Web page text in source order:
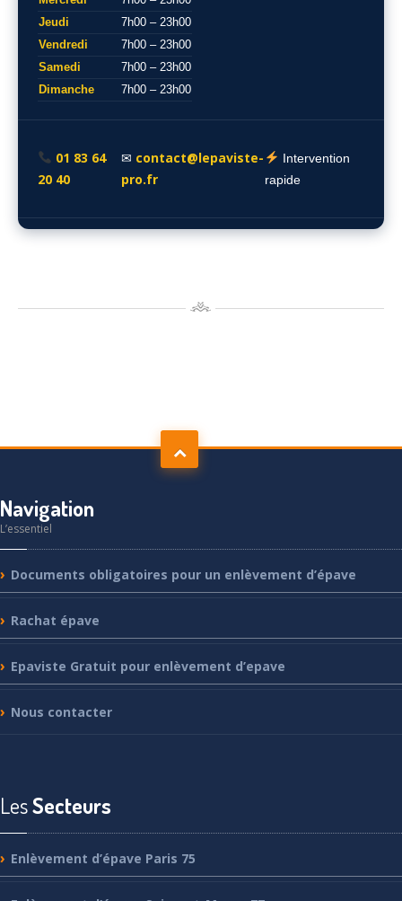
Jeudi
7h00 – 23h00
Vendredi
7h00 – 23h00
Samedi
7h00 – 23h00
Dimanche
7h00 – 23h00
01 83 64
20 40
✉ contact@lepaviste-
pro.fr
Intervention
rapide
Navigation
L’essentiel
Documents obligatoires pour un enlèvement d’épave
Rachat épave
Epaviste Gratuit pour enlèvement d’epave
Nous contacter
LesSecteurs
Enlèvement d’épave Paris 75